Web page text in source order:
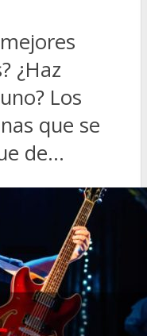
¿Haz
Los
que se
de...